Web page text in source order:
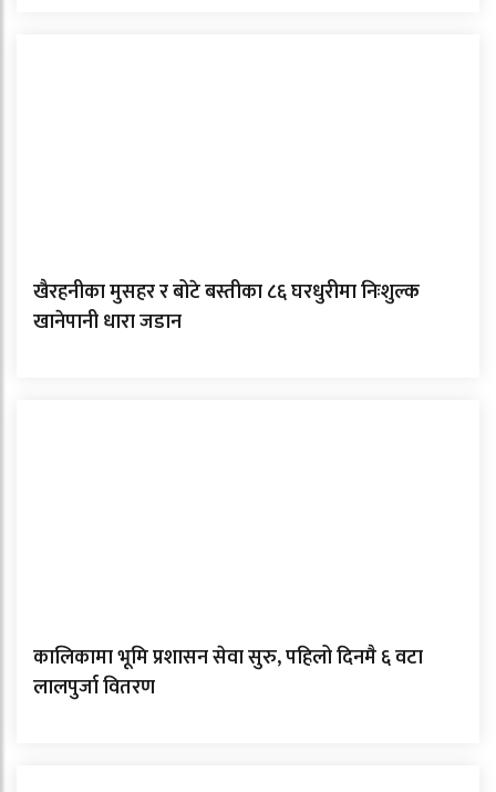
खैरहनीका मुसहर र बोटे बस्तीका ८६ घरधुरीमा निःशुल्क
खानेपानी धारा जडान
कालिकामा भूमि प्रशासन सेवा सुरु, पहिलो दिनमै ६ वटा
लालपुर्जा वितरण